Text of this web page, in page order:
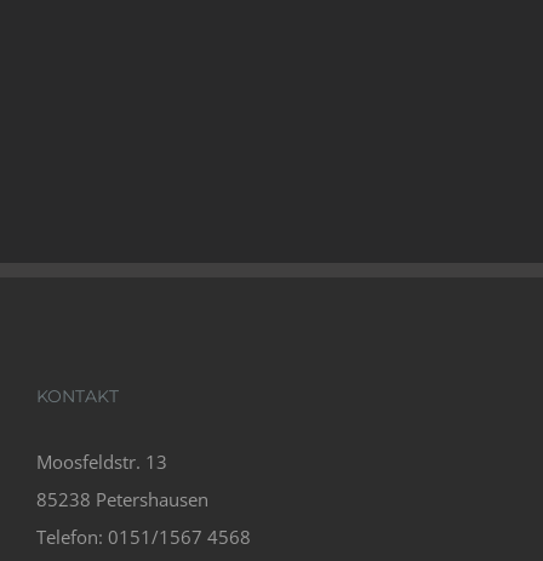
KONTAKT
Moosfeldstr. 13
85238 Petershausen
Telefon: 0151/1567 4568